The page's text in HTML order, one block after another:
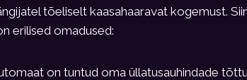
tõeliselt kaasahaaravat kogemust.
erilised omadused:
on tuntud oma üllatusauhindade